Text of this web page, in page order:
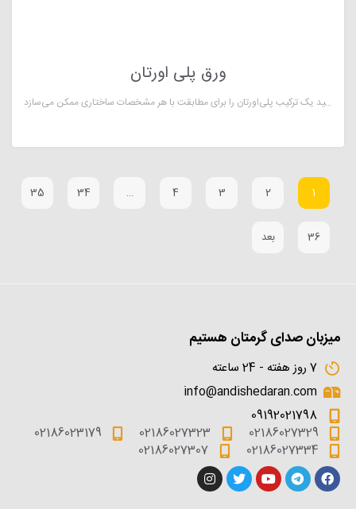
ورق پلی اورتان
ورق پلی اورتان در مقایسه با ورق های فلزی، لاستیکی و پلاستیکی برتری دارد. ترکیب شیمیایی منحصربه‌فرد آن، و تعداد بی‌شمار افزودنی‌ها و کاتالیزورهای مختلف، تولید یک ترکیب پلی‌اورتان را برای مطابقت با هر مشخصات ساختاری ممکن می‌سازد
2
3
4
…
34
35
36 بعد
میزبان صدای گرمتان هستیم
7 روز هفته - 24 ساعته
info@andishedaran.com
09192021798
02186027329
02186027323
02186023179
02186027334
02186027307